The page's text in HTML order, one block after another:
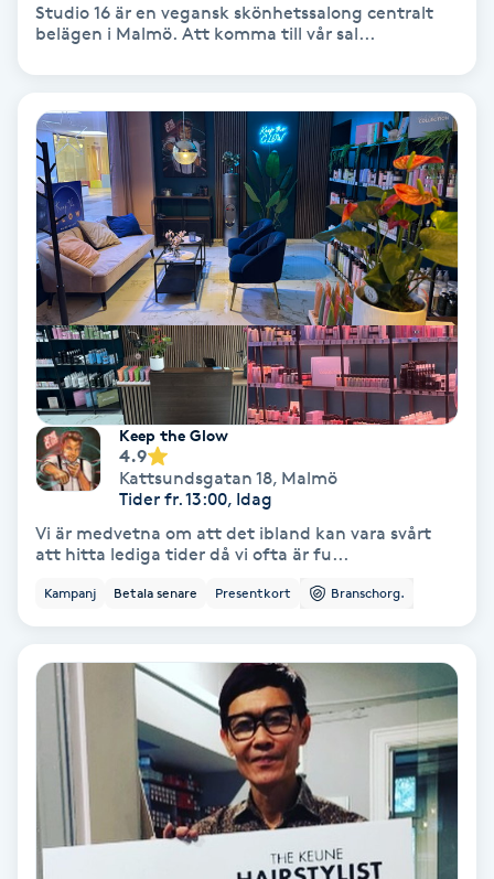
BIAB
Bottenfärg
Brynformning
Brynfärgning
Brynplockning
Bröllopsuppsättning
Coachning
Color correction
Cryoterapi
Damklippning
Dermapen
Studio 16 är en vegansk skönhetssalong centralt
belägen i Malmö. Att komma till vår sal...
Keep the Glow
4.9
Kattsundsgatan 18, Malmö
Tider fr. 13:00, Idag
Vi är medvetna om att det ibland kan vara svårt
att hitta lediga tider då vi ofta är fu...
Kampanj Betala senare Presentkort Branschorg.